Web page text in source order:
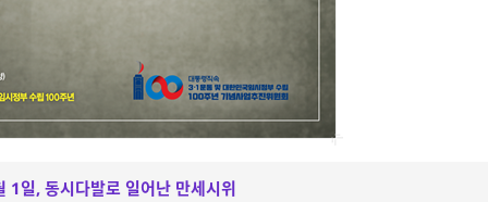
1일, 동시다발로 일어난 만세시위